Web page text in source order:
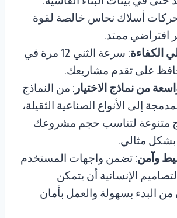
أسلاك نحاس خالصة لقوة
افتراضي ممتد.
الكفاءة
: سرعة الثني 12 مرة في
على تقدم مشاريعك.
من نماذج الاختيار : من النماذج
إلى الأنواع الصناعية الثقيلة،
متنوعة لتناسب حجم مشروعك
بشكل مثالي.
وآمن: تضمن واجهات المستخدم
الإنسانية أن يتمكن
البدء بسهولة والعمل بأمان